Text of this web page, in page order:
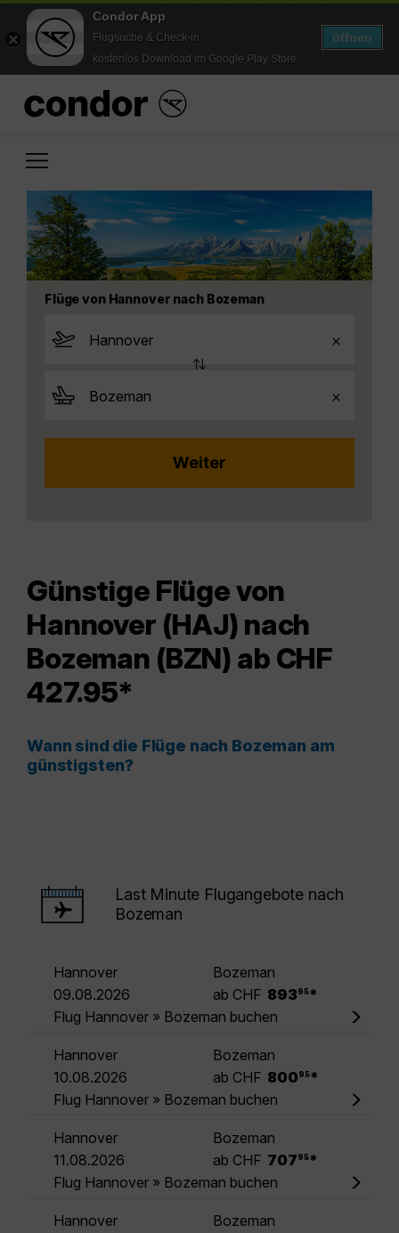
Condor App
Flugsuche & Check-in
kostenlos Download im Google Play Store
öffnen
Flüge von Hannover nach Bozeman
Günstige Flüge von
Hannover (HAJ) nach
Bozeman (BZN) ab CHF
427.95*
Wann sind die Flüge nach Bozeman am
günstigsten?
Last Minute Flugangebote nach
Bozeman
Hannover
Bozeman
09.08.2026
ab CHF 893 95 *
Flug Hannover » Bozeman buchen
Hannover
Bozeman
10.08.2026
ab CHF 800 95 *
Flug Hannover » Bozeman buchen
Hannover
Bozeman
11.08.2026
ab CHF 707 95 *
Flug Hannover » Bozeman buchen
Hannover
Bozeman